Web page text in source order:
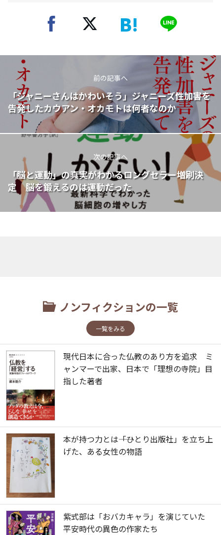
前の記事へ
「ジャニーさんはかわいそう」ジャニーズ性加害を
告発したカウアン・オカモトは何者なのか
次の記事へ
「脳と運動」の真実がわかるロングセラー増刷決
定 脳を鍛えるのは運動だった
ノンフィクションの一覧
一覧をみる
現代日本に合った仏教のあり方を追求 ミ
ャンマーで出家、日本で「理想の寺院」目
指した著者
本が持つ力とは――「ひとり出版社」を立ち上
げた、ある女性の物語
紫式部は「おバカキャラ」を演じていた
平安時代の異色の作家たち